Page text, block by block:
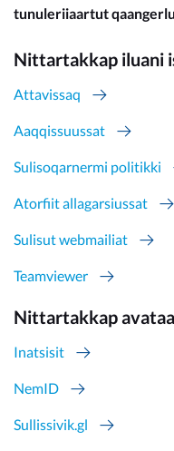
tunuleriiaartut
Nittartakkap iluani
Attavissaq
Aaqqissuussat
Sulisoqarnermi politikki
Atorfiit allagarsiussat
Sulisut webmailiat
Teamviewer
Nittartakkap
Inatsisit
NemID
Sullissivik.gl